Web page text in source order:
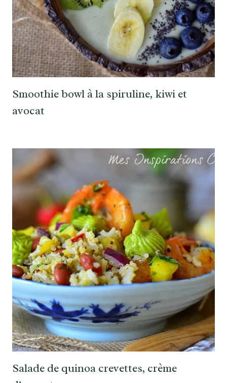
Smoothie bowl à la spiruline, kiwi et
avocat
Salade de quinoa crevettes, crème